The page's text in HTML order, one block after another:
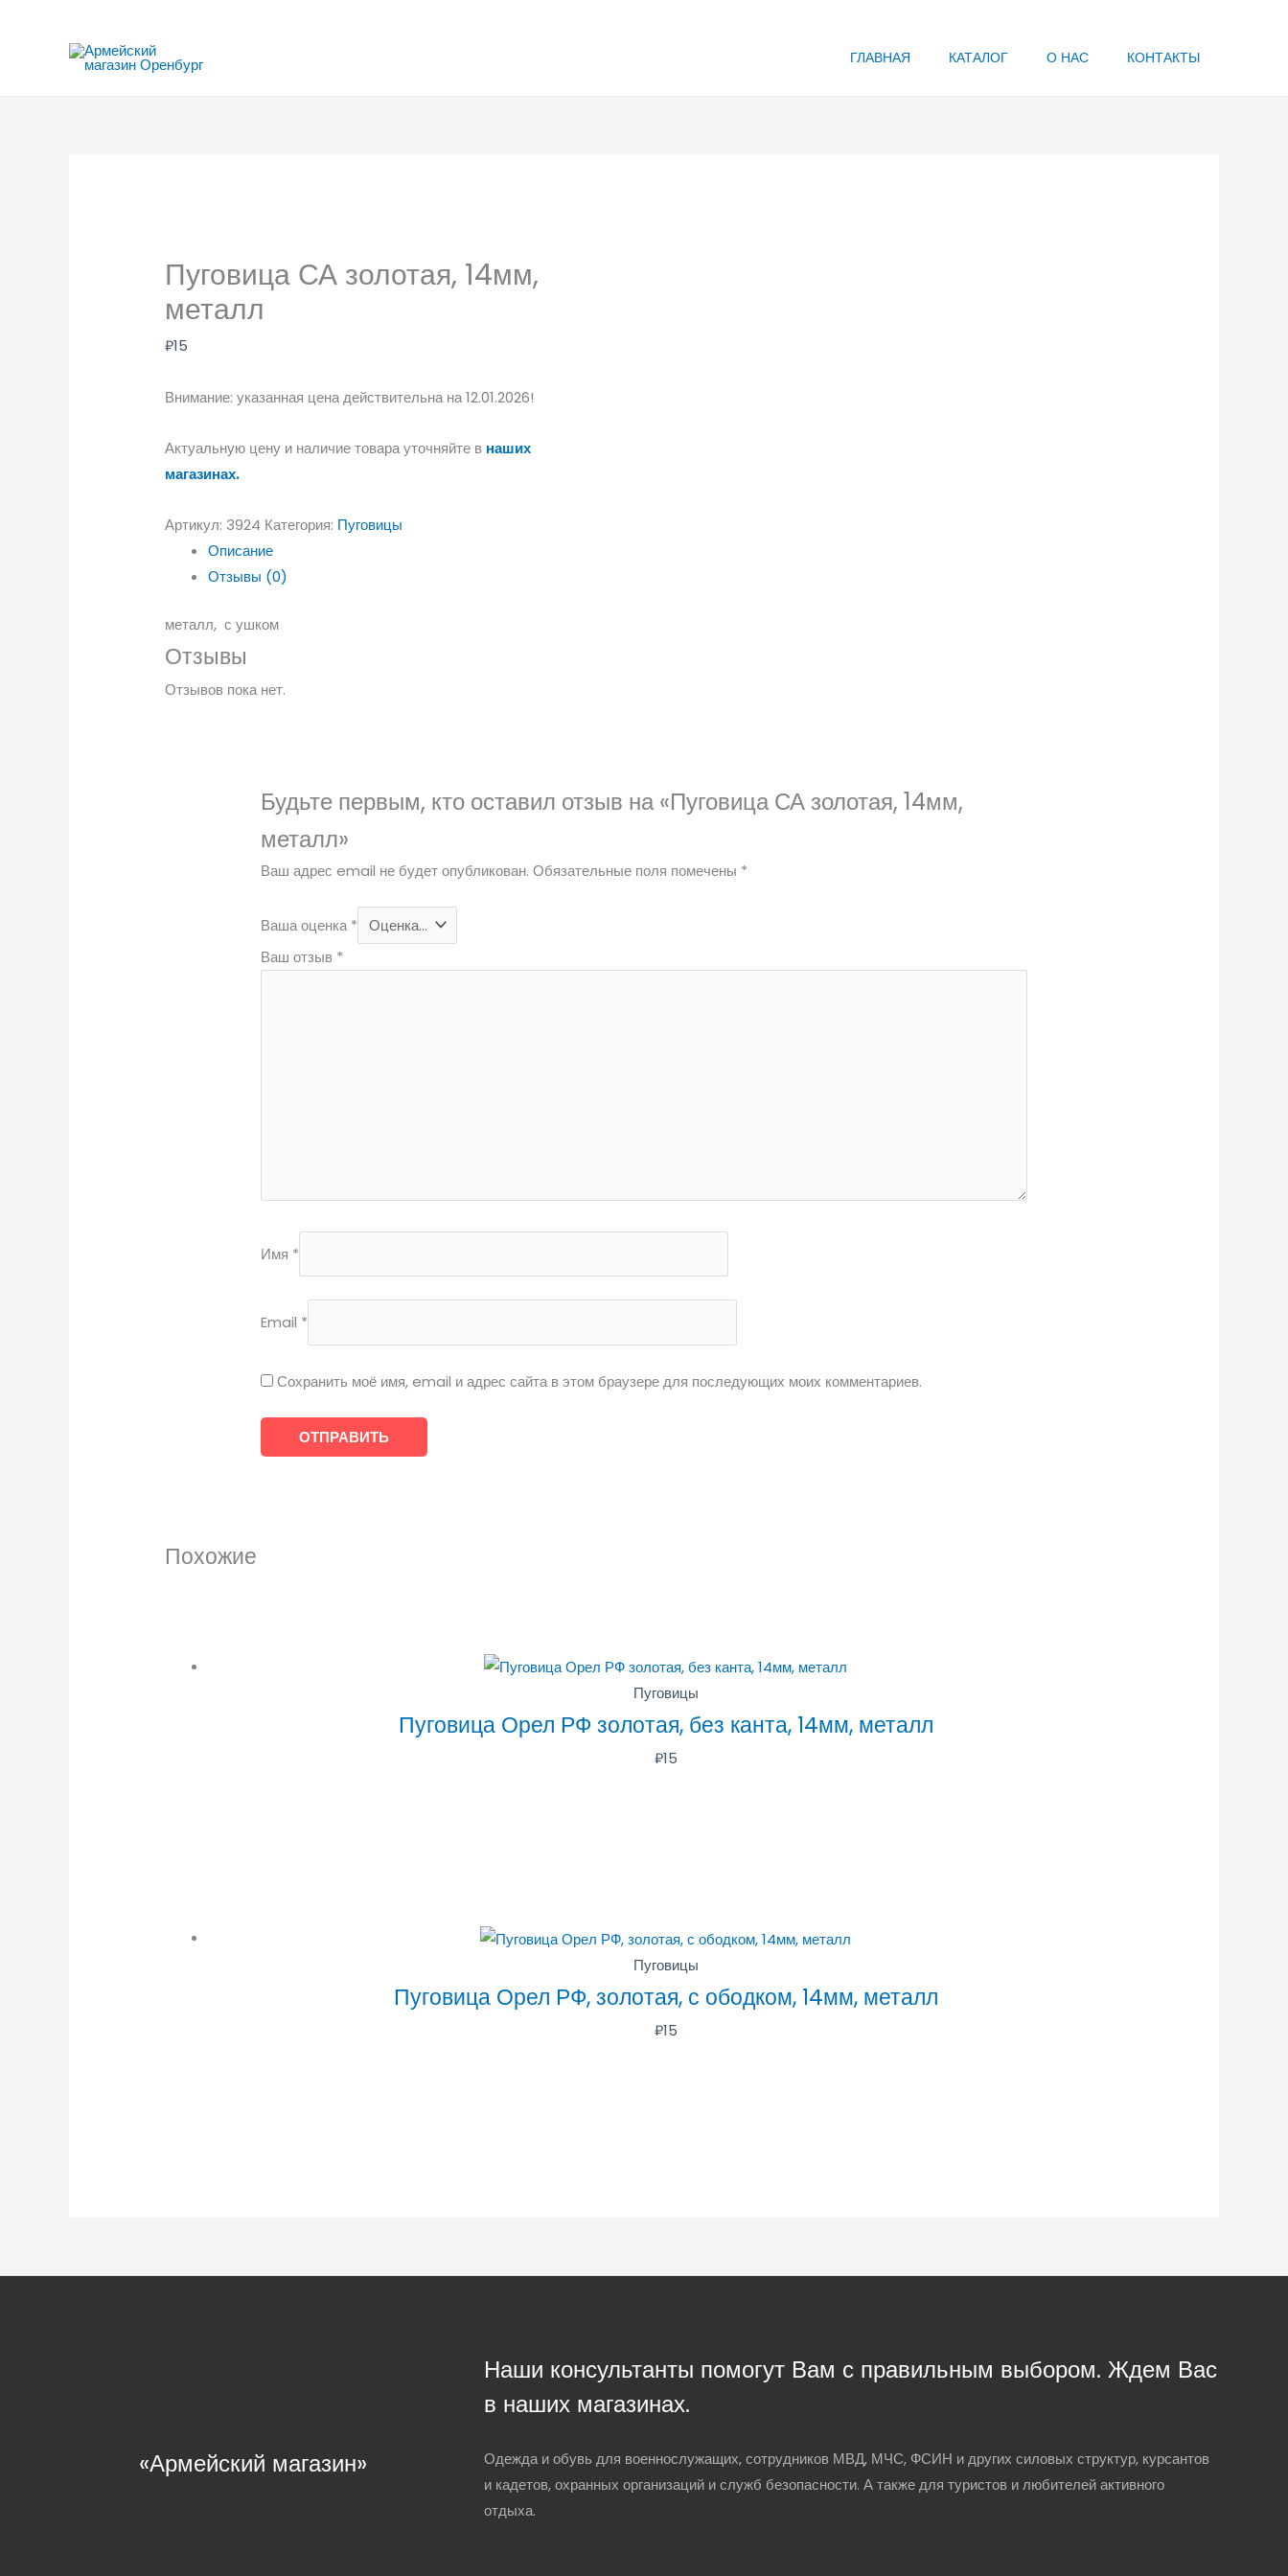
содержимому
ГЛАВНАЯ КАТАЛОГ О НАС КОНТАКТЫ
Пуговица СА золотая, 14мм,
металл
₽15
Внимание: указанная цена действительна на 12.01.2026!
Актуальную цену и наличие товара уточняйте в наших
магазинах.
Артикул: 3924 Категория: Пуговицы
Описание
Отзывы (0)
металл, с ушком
Отзывы
Отзывов пока нет.
Будьте первым, кто оставил отзыв на «Пуговица СА золотая, 14мм,
металл»
Ваш адрес email не будет опубликован. Обязательные поля помечены *
Ваша оценка*
Ваш отзыв *
Имя *
Email *
Сохранить моё имя, email и адрес сайта в этом браузере для последующих моих комментариев.
Похожие
Пуговицы
Пуговица Орел РФ золотая, без канта, 14мм, металл
₽15
Пуговицы
Пуговица Орел РФ, золотая, с ободком, 14мм, металл
₽15
«Армейский магазин»
Наши консультанты помогут Вам с правильным выбором. Ждем Вас
в наших магазинах.
Одежда и обувь для военнослужащих, сотрудников МВД, МЧС, ФСИН и других силовых структур, курсантов
и кадетов, охранных организаций и служб безопасности. А также для туристов и любителей активного
отдыха.